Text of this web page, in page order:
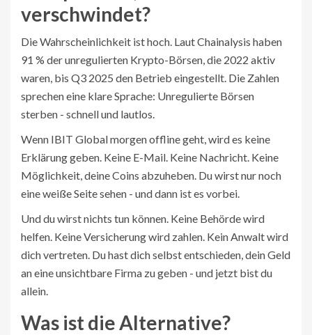
verschwindet?
Die Wahrscheinlichkeit ist hoch. Laut Chainalysis haben
91 % der unregulierten Krypto-Börsen, die 2022 aktiv
waren, bis Q3 2025 den Betrieb eingestellt. Die Zahlen
sprechen eine klare Sprache: Unregulierte Börsen
sterben - schnell und lautlos.
Wenn IBIT Global morgen offline geht, wird es keine
Erklärung geben. Keine E-Mail. Keine Nachricht. Keine
Möglichkeit, deine Coins abzuheben. Du wirst nur noch
eine weiße Seite sehen - und dann ist es vorbei.
Und du wirst nichts tun können. Keine Behörde wird
helfen. Keine Versicherung wird zahlen. Kein Anwalt wird
dich vertreten. Du hast dich selbst entschieden, dein Geld
an eine unsichtbare Firma zu geben - und jetzt bist du
allein.
Was ist die Alternative?